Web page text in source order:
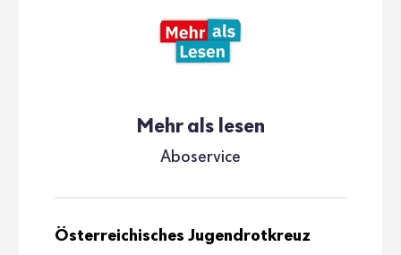
Mehr als lesen
Aboser­vice
Österreichisches Jugendrotkreuz